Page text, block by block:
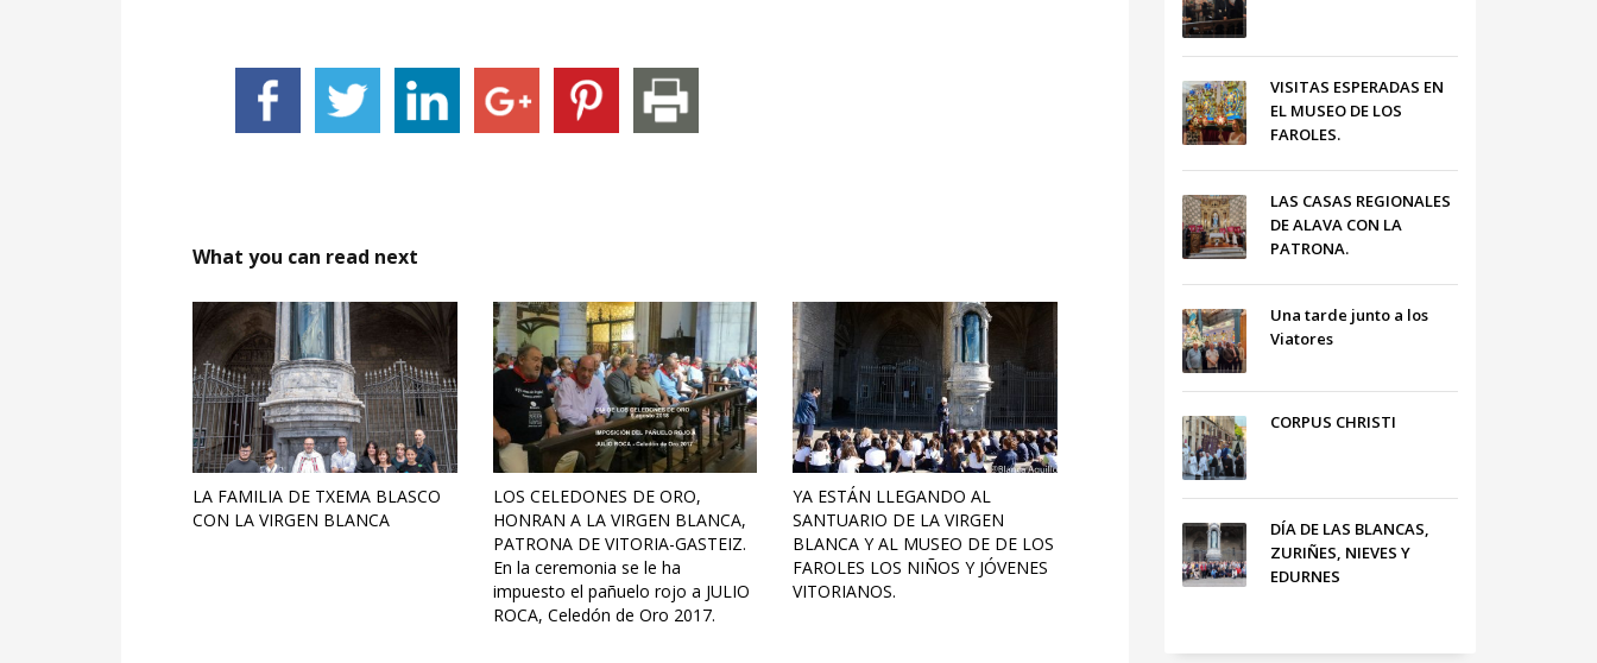
What you can read next
LA FAMILIA DE TXEMA BLASCO
CON LA VIRGEN BLANCA
LOS CELEDONES DE ORO,
HONRAN A LA VIRGEN BLANCA,
PATRONA DE VITORIA-GASTEIZ.
En la ceremonia se le ha
impuesto el pañuelo rojo a JULIO
ROCA, Celedón de Oro 2017.
YA ESTÁN LLEGANDO AL
SANTUARIO DE LA VIRGEN
BLANCA Y AL MUSEO DE DE LOS
FAROLES LOS NIÑOS Y JÓVENES
VITORIANOS.
VISITAS ESPERADAS EN
EL MUSEO DE LOS
FAROLES.
LAS CASAS REGIONALES
DE ALAVA CON LA
PATRONA.
Una tarde junto a los
Viatores
CORPUS CHRISTI
DÍA DE LAS BLANCAS,
ZURIÑES, NIEVES Y
EDURNES